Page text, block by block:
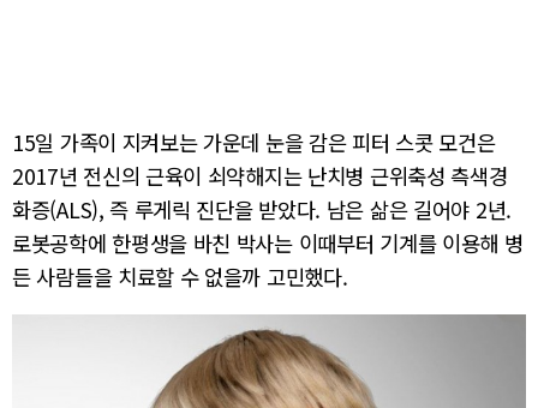
15일 가족이 지켜보는 가운데 눈을 감은 피터 스콧 모건은
2017년 전신의 근육이 쇠약해지는 난치병 근위축성 측색경
화증(ALS), 즉 루게릭 진단을 받았다. 남은 삶은 길어야 2년.
로봇공학에 한평생을 바친 박사는 이때부터 기계를 이용해 병
든 사람들을 치료할 수 없을까 고민했다.